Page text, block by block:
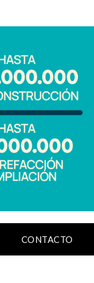
CONTACTO